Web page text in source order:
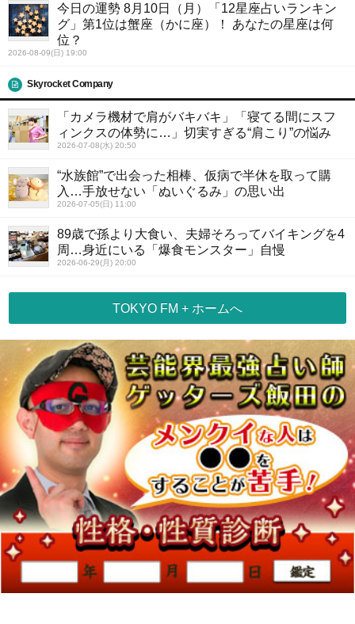
今日の運勢 8月10日（月）「12星座占いランキン
グ」第1位は蟹座（かに座）！ あなたの星座は何
位？
2026-08-09(日) 19:00
Skyrocket Company
「カメラ機材で肩がバキバキ」「寝てる間にスフ
ィンクスの体勢に…」切実すぎる“肩こり”の悩み
2026-07-08(水) 20:50
“水族館”で出会った相棒、仮病で半休を取って購
入…手放せない「ぬいぐるみ」の思い出
2026-07-05(日) 11:00
89歳で孫より大食い、夫婦そろってバイキングを4
周…身近にいる「爆食モンスター」自慢
2026-06-29(月) 20:00
TOKYO FM + ホームへ